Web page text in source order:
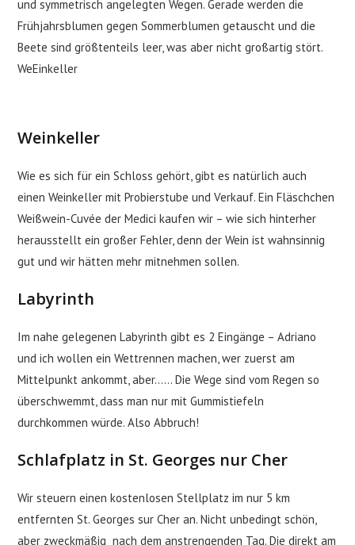
und symmetrisch angelegten Wegen. Gerade werden die
Frühjahrsblumen gegen Sommerblumen getauscht und die
Beete sind größtenteils leer, was aber nicht großartig stört.
WeEinkeller
Weinkeller
Wie es sich für ein Schloss gehört, gibt es natürlich auch
einen Weinkeller mit Probierstube und Verkauf. Ein Fläschchen
Weißwein-Cuvée der Medici kaufen wir – wie sich hinterher
herausstellt ein großer Fehler, denn der Wein ist wahnsinnig
gut und wir hätten mehr mitnehmen sollen.
Labyrinth
Im nahe gelegenen Labyrinth gibt es 2 Eingänge – Adriano
und ich wollen ein Wettrennen machen, wer zuerst am
Mittelpunkt ankommt, aber…… Die Wege sind vom Regen so
überschwemmt, dass man nur mit Gummistiefeln
durchkommen würde. Also Abbruch!
Schlafplatz in St. Georges nur Cher
Wir steuern einen kostenlosen Stellplatz im nur 5 km
entfernten St. Georges sur Cher an. Nicht unbedingt schön,
aber zweckmäßig nach dem anstrengenden Tag. Die direkt am